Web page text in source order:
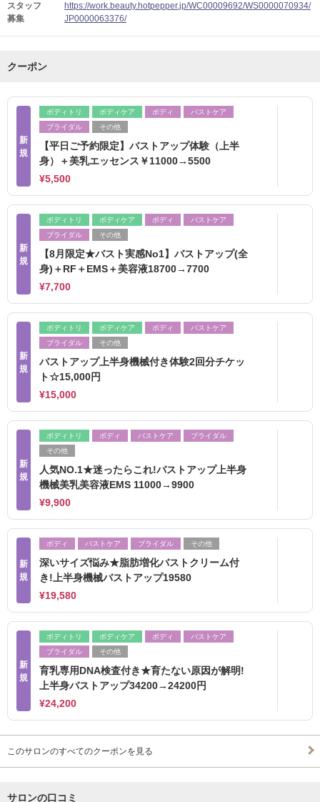
スタッフ
募集
https://work.beauty.hotpepper.jp/WC00009692/WS0000070934/
JP0000063376/
クーポン
新
規
ボディトリ ボディケア ボディ
バストケア
ブライダル
その他
【平日ご予約限定】バストアップ体験（上半
身）＋美乳エッセンス￥11000→5500
¥5,500
新
規
ボディトリ ボディケア ボディ
バストケア
ブライダル
その他
【8月限定★バスト実感No1】バストアップ(全
身)＋RF＋EMS＋美容液18700→7700
¥7,700
新
規
ボディトリ ボディケア ボディ
バストケア
ブライダル
その他
バストアップ上半身機械付き体験2回分チケッ
ト☆15,000円
¥15,000
新
規
ボディトリ ボディ バストケア
ブライダル
その他
人気NO.1★迷ったらこれ!バストアップ上半身
機械美乳美容液EMS 11000→9900
¥9,900
新
規
ボディ バストケア ブライダル その他
深いサイズ悩み★脂肪増化バストクリーム付
き!上半身機械バストアップ19580
¥19,580
新
規
ボディトリ ボディケア ボディ
バストケア
ブライダル
その他
育乳専用DNA検査付き★育たない原因が解明!
上半身バストアップ34200→24200円
¥24,200
このサロンのすべてのクーポンを見る
サロンの口コミ